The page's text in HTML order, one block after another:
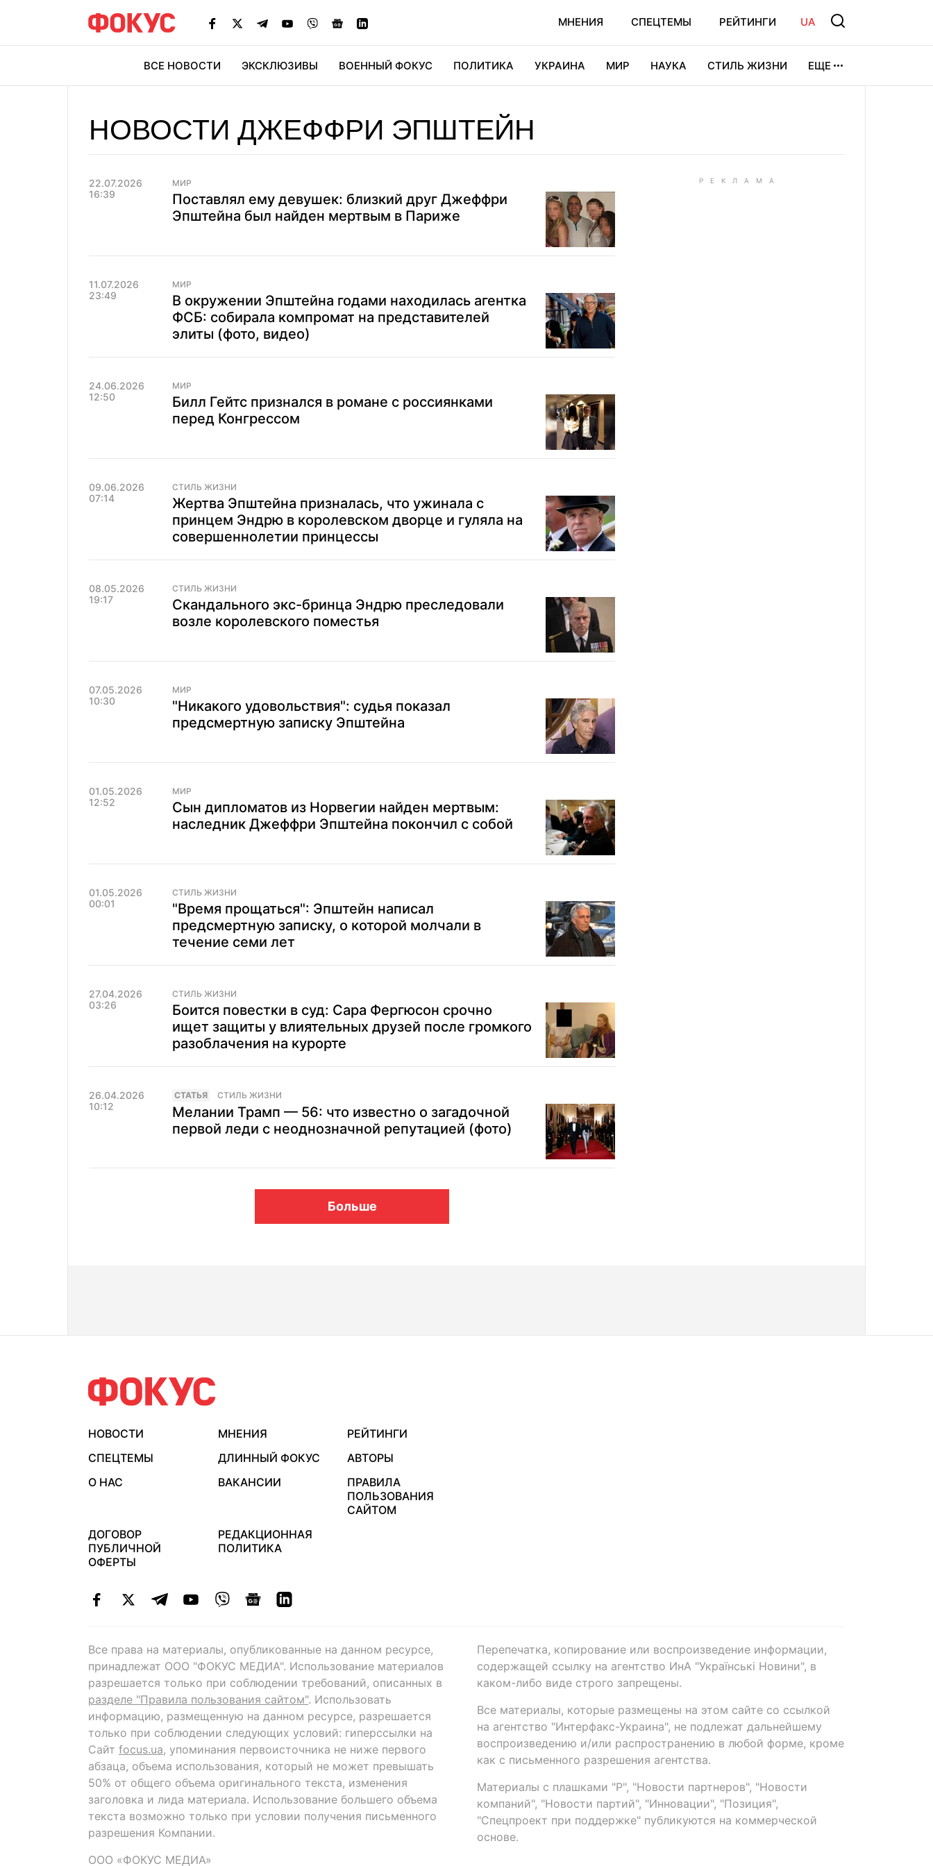
МНЕНИЯ СПЕЦТЕМЫ РЕЙТИНГИ UA
ВСЕ НОВОСТИ ЭКСКЛЮЗИВЫ ВОЕННЫЙ ФОКУС ПОЛИТИКА УКРАИНА МИР НАУКА СТИЛЬ ЖИЗНИ ЕЩЕ
НОВОСТИ ДЖЕФФРИ ЭПШТЕЙН
22.07.2026
16:39
МИР
Поставлял ему девушек: близкий друг Джеффри
Эпштейна был найден мертвым в Париже
11.07.2026
23:49
МИР
В окружении Эпштейна годами находилась агентка
ФСБ: собирала компромат на представителей
элиты (фото, видео)
24.06.2026
12:50
МИР
Билл Гейтс признался в романе с россиянками
перед Конгрессом
09.06.2026
07:14
СТИЛЬ ЖИЗНИ
Жертва Эпштейна призналась, что ужинала с
принцем Эндрю в королевском дворце и гуляла на
совершеннолетии принцессы
08.05.2026
19:17
СТИЛЬ ЖИЗНИ
Скандального экс-бринца Эндрю преследовали
возле королевского поместья
07.05.2026
10:30
МИР
"Никакого удовольствия": судья показал
предсмертную записку Эпштейна
01.05.2026
12:52
МИР
Сын дипломатов из Норвегии найден мертвым:
наследник Джеффри Эпштейна покончил с собой
01.05.2026
00:01
СТИЛЬ ЖИЗНИ
"Время прощаться": Эпштейн написал
предсмертную записку, о которой молчали в
течение семи лет
27.04.2026
03:26
СТИЛЬ ЖИЗНИ
Боится повестки в суд: Сара Фергюсон срочно
ищет защиты у влиятельных друзей после громкого
разоблачения на курорте
26.04.2026
10:12
CТАТЬЯ СТИЛЬ ЖИЗНИ
Мелании Трамп — 56: что известно о загадочной
первой леди с неоднозначной репутацией (фото)
Больше
НОВОСТИ МНЕНИЯ
РЕЙТИНГИ
СПЕЦТЕМЫ
ДЛИННЫЙ ФОКУС
АВТОРЫ
О НАС
ВАКАНСИИ
ПРАВИЛА
ПОЛЬЗОВАНИЯ
САЙТОМ
ДОГОВОР
ПУБЛИЧНОЙ
ОФЕРТЫ
РЕДАКЦИОННАЯ
ПОЛИТИКА
Все права на материалы, опубликованные на данном ресурсе,
принадлежат ООО "ФОКУС МЕДИА". Использование материалов
разрешается только при соблюдении требований, описанных в
разделе "Правила пользования сайтом". Использовать
информацию, размещенную на данном ресурсе, разрешается
только при соблюдении следующих условий: гиперссылки на
Сайт focus.ua, упоминания первоисточника не ниже первого
абзаца, объема использования, который не может превышать
50% от общего объема оригинального текста, изменения
заголовка и лида материала. Использование большего объема
текста возможно только при условии получения письменного
разрешения Компании.
ООО «ФОКУС МЕДИА»
Перепечатка, копирование или воспроизведение информации,
содержащей ссылку на агентство ИнА "Українські Новини", в
каком-либо виде строго запрещены.
Все материалы, которые размещены на этом сайте со ссылкой
на агентство "Интерфакс-Украина", не подлежат дальнейшему
воспроизведению и/или распространению в любой форме, кроме
как с письменного разрешения агентства.
Материалы с плашками "Р", "Новости партнеров", "Новости
компаний", "Новости партий", "Инновации", "Позиция",
"Спецпроект при поддержке" публикуются на коммерческой
основе.